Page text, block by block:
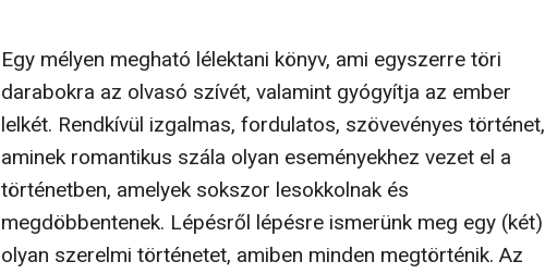
Egy mélyen megható lélektani könyv, ami egyszerre töri
darabokra az olvasó szívét, valamint gyógyítja az ember
lelkét. Rendkívül izgalmas, fordulatos, szövevényes történet,
aminek romantikus szála olyan eseményekhez vezet el a
történetben, amelyek sokszor lesokkolnak és
megdöbbentenek. Lépésről lépésre ismerünk meg egy (két)
olyan szerelmi történetet, amiben minden megtörténik. Az